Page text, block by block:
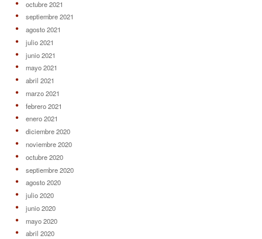
octubre 2021
septiembre 2021
agosto 2021
julio 2021
junio 2021
mayo 2021
abril 2021
marzo 2021
febrero 2021
enero 2021
diciembre 2020
noviembre 2020
octubre 2020
septiembre 2020
agosto 2020
julio 2020
junio 2020
mayo 2020
abril 2020